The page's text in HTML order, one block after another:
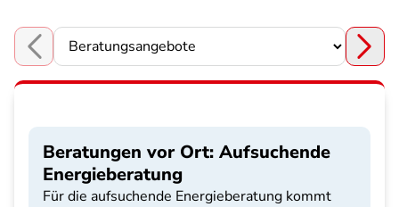
Choose a section
Beratungen vor Ort: Aufsuchende
Energieberatung
Für die aufsuchende Energieberatung kommt